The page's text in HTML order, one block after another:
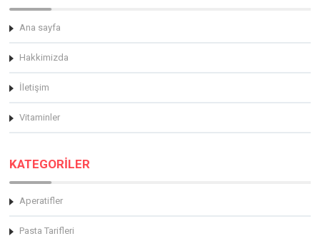
Ana sayfa
Hakkimizda
İletişim
Vitaminler
KATEGORİLER
Aperatifler
Pasta Tarifleri